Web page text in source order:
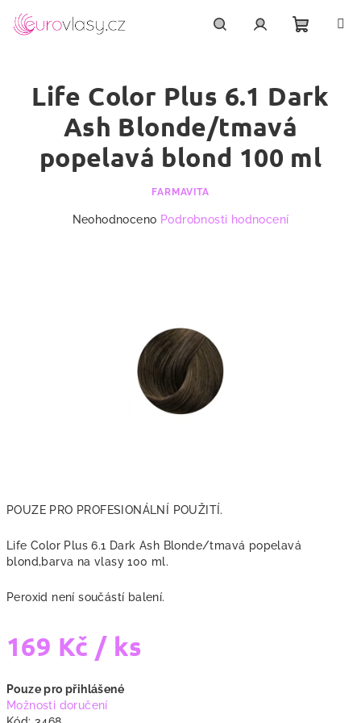
obsah
košík
POUZE PRO PROFESIONÁLNÍ POUŽITÍ.
Life Color Plus 6.1 Dark Ash Blonde/tmavá popelavá
blond,barva na vlasy 100 ml.
Peroxid není součástí balení.
169 Kč / ks
cena:
Pouze pro přihlášené
Možnosti doručení
Life Color Plus 6.1 Dark
Ash Blonde/tmavá
popelavá blond 100 ml
FARMAVITA
Neohodnoceno Podrobnosti hodnocení